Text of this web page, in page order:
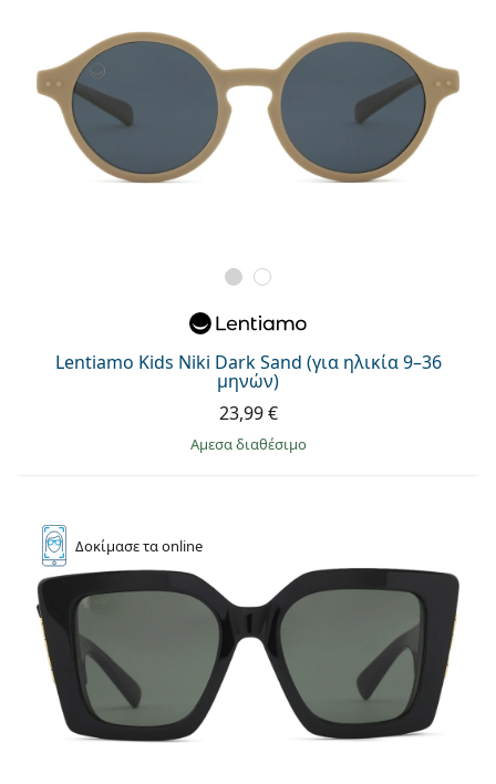
Lentiamo Kids Niki Dark Sand (για ηλικία 9–36
μηνών)
23,99 €
άμεσα διαθέσιμο
Δοκίμασετα online